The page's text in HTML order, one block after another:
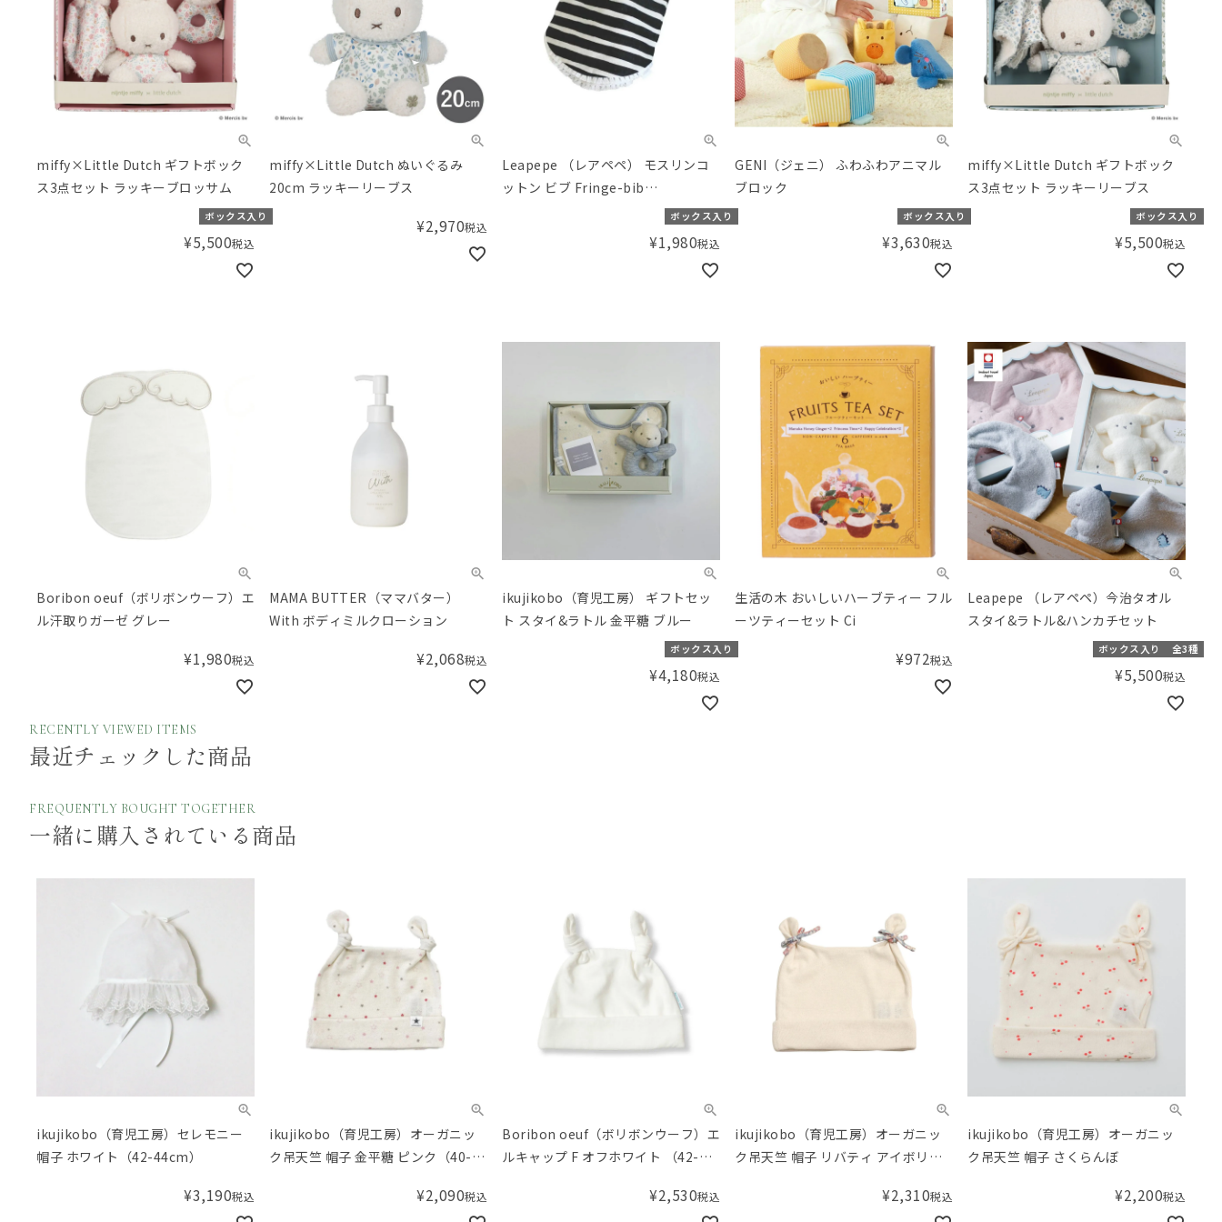
miffy×Little Dutch ギフトボック
ス3点セット ラッキーブロッサム
ボックス入り
¥5,500税込
miffy×Little Dutch ぬいぐるみ
20cm ラッキーリーブス
¥2,970税込
Leapepe （レアペペ） モスリンコ
ットン ビブ Fringe-bib
combination BorderxGreyボックス入り
¥1,980税込
GENI（ジェニ） ふわふわアニマル
ブロック
ボックス入り
¥3,630税込
miffy×Little Dutch ギフトボック
ス3点セット ラッキーリーブス
ボックス入り
¥5,500税込
Boribon oeuf（ボリボンウーフ）エ
ル汗取りガーゼ グレー
¥1,980税込
MAMA BUTTER（ママバター）
With ボディミルクローション
¥2,068税込
ikujikobo（育児工房） ギフトセッ
ト スタイ&ラトル 金平糖 ブルー
ボックス入り
¥4,180税込
生活の木 おいしいハーブティー フル
ーツティーセット Ci
¥972税込
Leapepe （レアペペ）今治タオル
スタイ&ラトル&ハンカチセット
ボックス入り 全3種
¥5,500税込
RECENTLY VIEWED ITEMS
最近チェックした商品
FREQUENTLY BOUGHT TOGETHER
一緒に購入されている商品
ikujikobo（育児工房）セレモニー
帽子 ホワイト（42-44cm）
¥3,190税込
ikujikobo（育児工房）オーガニッ
ク吊天竺 帽子 金平糖 ピンク（40-
¥2,090税込
Boribon oeuf（ボリボンウーフ）エ
ルキャップ F オフホワイト （42-
¥2,530税込
ikujikobo（育児工房）オーガニッ
ク吊天竺 帽子 リバティ アイボリー
¥2,310税込
ikujikobo（育児工房）オーガニッ
ク吊天竺 帽子 さくらんぼ
¥2,200税込